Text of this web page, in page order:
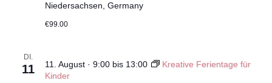
Niedersachsen, Germany
€99.00
DI.
11 11. August · 9:00bis 13:00
Kreative Ferientage für
Kinder